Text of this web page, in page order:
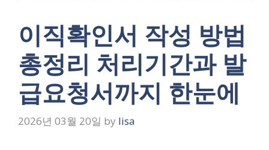
이직확인서 작성 방법
총정리 처리기간과 발
급요청서까지 한눈에
2026년 03월 20일 by lisa